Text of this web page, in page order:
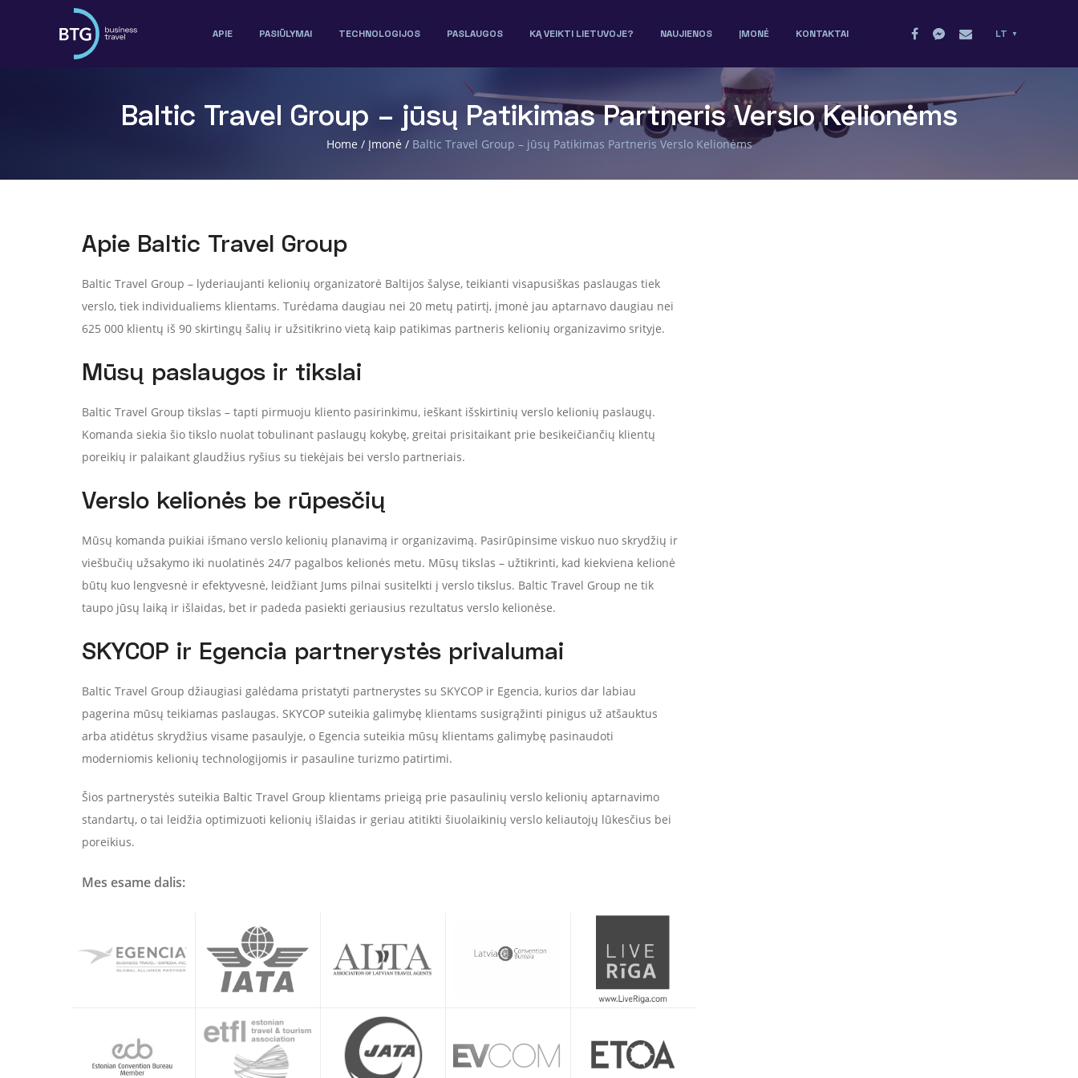
APIE PASIŪLYMAI TECHNOLOGIJOS PASLAUGOS KĄ VEIKTI LIETUVOJE? NAUJIENOS ĮMONĖ KONTAKTAI LT
Baltic Travel Group – jūsų Patikimas Partneris Verslo Kelionėms
Home / Įmonė/ Baltic Travel Group – jūsų Patikimas Partneris Verslo Kelionėms
Apie Baltic Travel Group
Baltic Travel Group – lyderiaujanti kelionių organizatorė Baltijos šalyse, teikianti visapusiškas paslaugas tiek
verslo, tiek individualiems klientams. Turėdama daugiau nei 20 metų patirtį, įmonė jau aptarnavo daugiau nei
625 000 klientų iš 90 skirtingų šalių ir užsitikrino vietą kaip patikimas partneris kelionių organizavimo srityje.
Mūsų paslaugos ir tikslai
Baltic Travel Group tikslas – tapti pirmuoju kliento pasirinkimu, ieškant išskirtinių verslo kelionių paslaugų.
Komanda siekia šio tikslo nuolat tobulinant paslaugų kokybę, greitai prisitaikant prie besikeičiančių klientų
poreikių ir palaikant glaudžius ryšius su tiekėjais bei verslo partneriais.
Verslo kelionės be rūpesčių
Mūsų komanda puikiai išmano verslo kelionių planavimą ir organizavimą. Pasirūpinsime viskuo nuo skrydžių ir
viešbučių užsakymo iki nuolatinės 24/7 pagalbos kelionės metu. Mūsų tikslas – užtikrinti, kad kiekviena kelionė
būtų kuo lengvesnė ir efektyvesnė, leidžiant Jums pilnai susitelkti į verslo tikslus. Baltic Travel Group ne tik
taupo jūsų laiką ir išlaidas, bet ir padeda pasiekti geriausius rezultatus verslo kelionėse.
SKYCOP ir Egencia partnerystės privalumai
Baltic Travel Group džiaugiasi galėdama pristatyti partnerystes su SKYCOP ir Egencia, kurios dar labiau
pagerina mūsų teikiamas paslaugas. SKYCOP suteikia galimybę klientams susigrąžinti pinigus už atšauktus
arba atidėtus skrydžius visame pasaulyje, o Egencia suteikia mūsų klientams galimybę pasinaudoti
moderniomis kelionių technologijomis ir pasauline turizmo patirtimi.
Šios partnerystės suteikia Baltic Travel Group klientams prieigą prie pasaulinių verslo kelionių aptarnavimo
standartų, o tai leidžia optimizuoti kelionių išlaidas ir geriau atitikti šiuolaikinių verslo keliautojų lūkesčius bei
poreikius.
Mes esame dalis: